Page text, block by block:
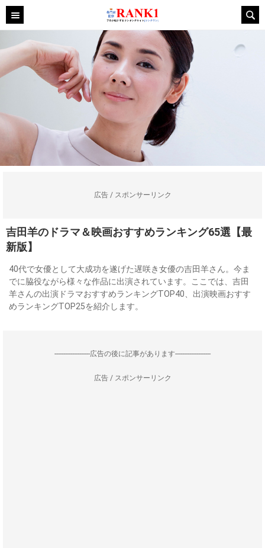
広告 / スポンサーリンク
吉田羊のドラマ＆映画おすすめランキング65選【最
新版】
40代で女優として大成功を遂げた遅咲き女優の吉田羊さん。今ま
でに脇役ながら様々な作品に出演されています。ここでは、吉田
羊さんの出演ドラマおすすめランキングTOP40、出演映画おすす
めランキングTOP25を紹介します。
--------------------広告の後に記事があります--------------------
広告 / スポンサーリンク